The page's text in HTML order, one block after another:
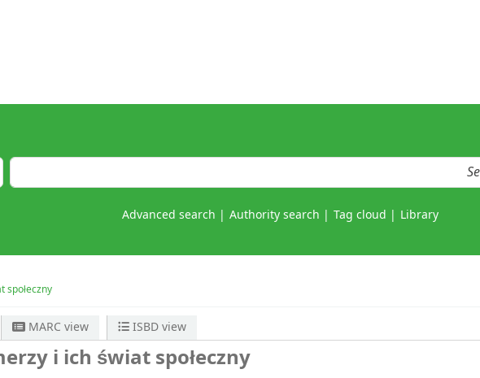
Advanced search Authority search Tag cloud Library
społeczny
MARC view ISBD view
i ich świat społeczny